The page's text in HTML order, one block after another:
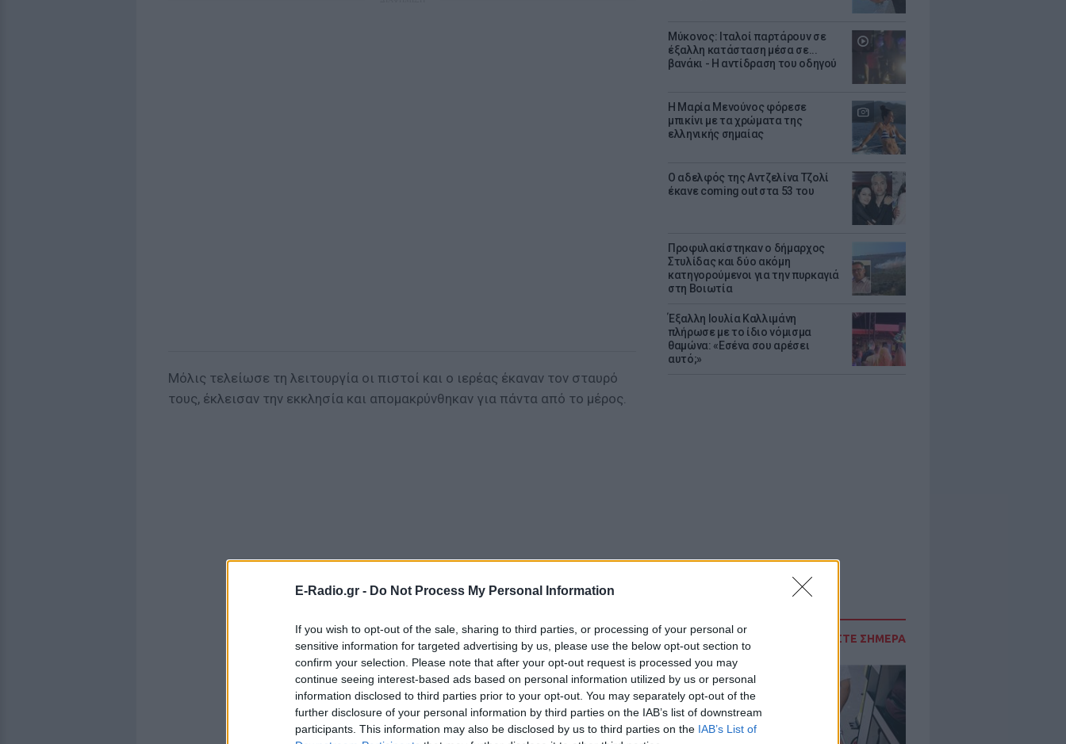
E-Radio.gr - Do Not Process My Personal Information
If you wish to opt-out of the sale, sharing to third parties, or processing of your personal or
sensitive information for targeted advertising by us, please use the below opt-out section to
confirm your selection. Please note that after your opt-out request is processed you may
continue seeing interest-based ads based on personal information utilized by us or personal
information disclosed to third parties prior to your opt-out. You may separately opt-out of the
further disclosure of your personal information by third parties on the IAB’s list of downstream
participants. This information may also be disclosed by us to third parties on the IAB’s List of
Μύκονος: Ιταλοί παρτάρουν σε
έξαλλη κατάσταση μέσα σε...
βανάκι - Η αντίδραση του οδηγού
Η Μαρία Μενούνος φόρεσε
μπικίνι με τα χρώματα της
ελληνικής σημαίας
Ο αδελφός της Αντζελίνα Τζολί
έκανε coming out στα 53 του
Προφυλακίστηκαν ο δήμαρχος
Στυλίδας και δύο ακόμη
κατηγορούμενοι για την πυρκαγιά
στη Βοιωτία
Έξαλλη Ιουλία Καλλιμάνη
πλήρωσε με το ίδιο νόμισμα
θαμώνα: «Εσένα σου αρέσει
αυτό;»
ΔΙΑΒΑΣΤΕ ΣΗΜΕΡΑ
Μόλις τελείωσε τη λειτουργία οι πιστοί και ο ιερέας έκαναν τον σταυρό
τους, έκλεισαν την εκκλησία και απομακρύνθηκαν για πάντα από το μέρος.